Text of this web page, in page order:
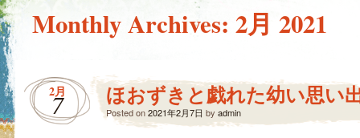
Monthly Archives: 2月 2021
2月
7 ほおずきと戯れた幼い思い
Posted on2021年2月7日 by admin